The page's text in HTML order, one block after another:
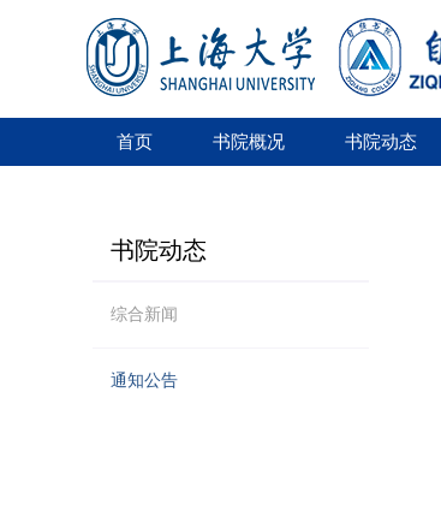
首页 书院概况 书院动态
书院动态
综合新闻
通知公告